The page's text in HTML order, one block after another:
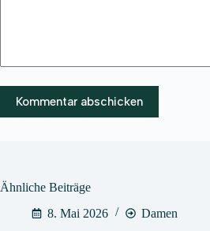
Kommentar abschicken
Ähnliche Beiträge
8. Mai 2026
Damen